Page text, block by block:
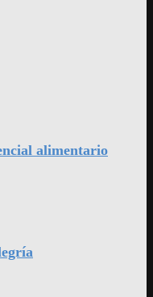
alimentario